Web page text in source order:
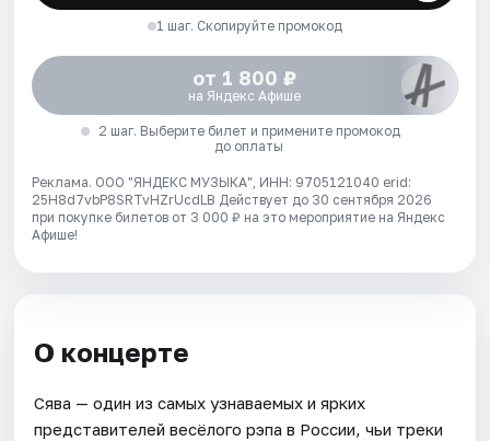
1 шаг. Скопируйте промокод
от 1 800 ₽
на Яндекс Афише
2 шаг. Выберите билет и примените промокод
до оплаты
Реклама. ООО "ЯНДЕКС МУЗЫКА", ИНН: 9705121040 erid:
25H8d7vbP8SRTvHZrUcdLB Действует до 30 сентября 2026
при покупке билетов от 3 000 ₽ на это мероприятие на Яндекс
Афише!
О концерте
Сява — один из самых узнаваемых и ярких
представителей весёлого рэпа в России, чьи треки